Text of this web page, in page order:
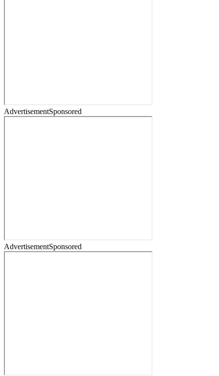
AdvertisementSponsored
AdvertisementSponsored